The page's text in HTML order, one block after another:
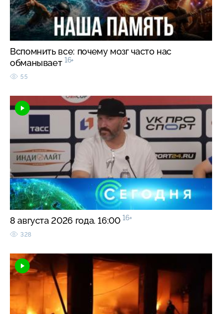
Вспомнить все: почему мозг часто нас
обманывает 16+
55
8 августа 2026 года. 16:00 16+
328